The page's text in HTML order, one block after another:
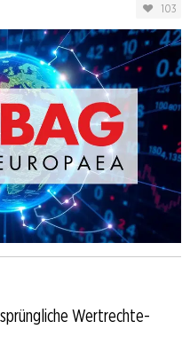
103
Wertrechte-